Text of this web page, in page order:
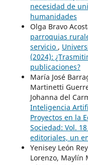
necesidad de
humanidades
Olga Bravo
parroquias
servicio ,
(2024):
publicaciones?
María José
Martinetti
Johanna del
Inteligencia
Proyectos en la
Sociedad: Vol.
editoriales, un
Yenisey León
Lorenzo, Maylín